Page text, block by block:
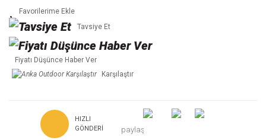
Tavsiye Et
Fiyatı Düşünce Haber Ver
Karşılaştır
HIZLI
GÖNDERI
paylaş